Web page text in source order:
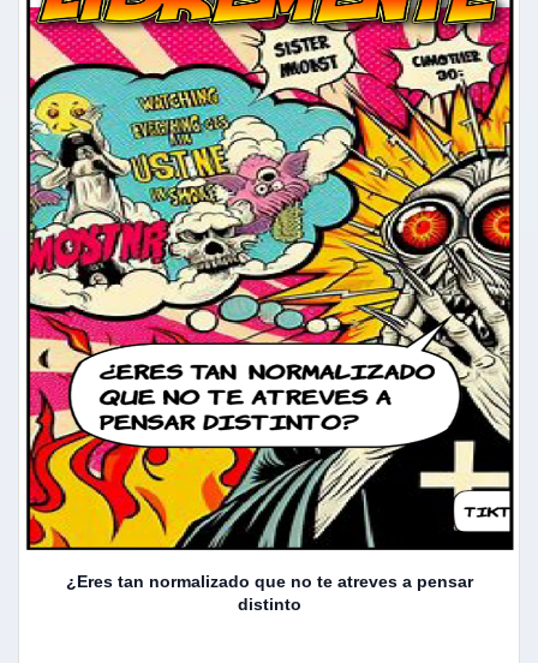
¿Eres tan normalizado que no te atreves a pensar
distinto